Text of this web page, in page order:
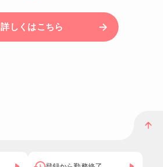
詳しくはこちら